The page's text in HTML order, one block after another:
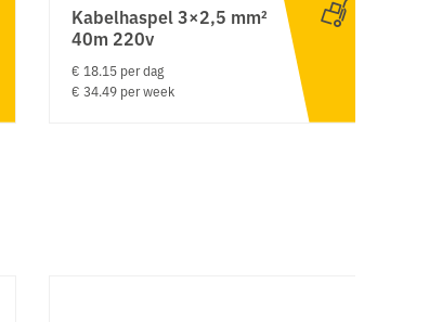
Kabelhaspel 3×2,5 mm²
40m 220v
€ 18.15 per dag
€ 34.49 per week